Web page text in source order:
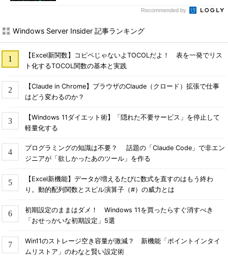
Recommended by
Windows Server Insider 記事ランキング
【Excel新関数】コピペじゃないよTOCOLだよ！ 表を一発でリス
ト化するTOCOL関数の基本と実践
【Claude in Chrome】ブラウザのClaude（クロード）拡張で仕事
はどう変わるのか？
【Windows 11ダイエット術】「隠れた不要サービス」を停止して
軽量化する
プログラミングの知識は不要？ 話題の「Claude Code」で非エン
ジニアが「欲しかったあのツール」を作る
【Excel新機能】データが増えるたびに数式を直すのはもう終わ
り。動的配列関数とスピル演算子（#）の威力とは
初期設定のままはダメ！ Windows 11を買ったらすぐ消すべき
「おせっかいな初期設定」5選
Win11のストレージ空き容量が激減？ 新機能「ポイントインタイ
ムリストア」のわなと賢い設定術